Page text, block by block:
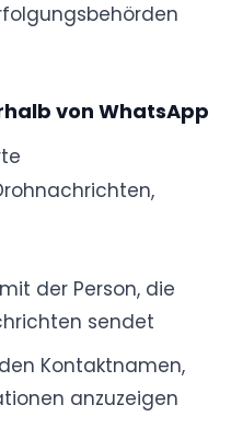
von WhatsApp
der Person, die
sendet
Kontaktnamen,
anzuzeigen